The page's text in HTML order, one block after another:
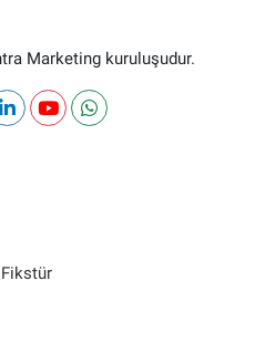
Marketing kuruluşudur.